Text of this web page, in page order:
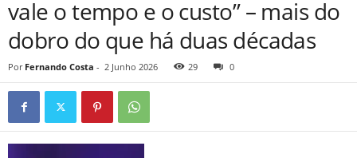
vale o tempo e o custo” – mais do
dobro do que há duas décadas
Por Fernando Costa - 2 Junho 2026 29 0